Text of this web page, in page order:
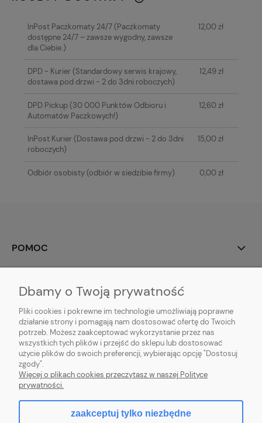
KOSZTÓW PŁATNOŚCI
InPost Paczkomaty 24/7(Paczkomaty
dostępne 24/7 – zawsze wygodny, zawsze
dla Ciebie.)
12,00 zł
DPD - Kurier(Standardowy serwis krajowy,
dostawa pod drzwi - 2 do 3dni roboczych)
12,49 zł
DPD Pickup(30 000 Punktów Odbioru i
Automatów Paczkowych!)
12,60 zł
InPost Kurier(Dostawa pod drzwi - 2 do 3dni
roboczych)
15,00 zł
Odbiór osobisty(odbiór w siedzibie firmy) 0,00 zł
POMOC
PŁATNOŚCI I DOSTAWA
INFORMACJE
O NAS
Dbamy o Twoją prywatność
Pliki cookies i pokrewne im technologie umożliwiają poprawne
działanie strony i pomagają nam dostosować ofertę do Twoich
potrzeb. Możesz zaakceptować wykorzystanie przez nas
wszystkich tych plików i przejść do sklepu lub dostosować
użycie plików do swoich preferencji, wybierając opcję "Dostosuj
zgody".
Więcej o plikach cookies przeczytasz w naszej Polityce
prywatności.
zaakceptuj tylko niezbędne